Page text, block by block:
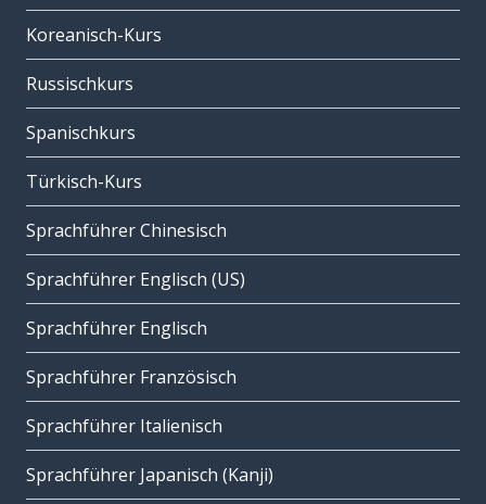
Koreanisch-Kurs
Russischkurs
Spanischkurs
Türkisch-Kurs
Sprachführer Chinesisch
Sprachführer Englisch (US)
Sprachführer Englisch
Sprachführer Französisch
Sprachführer Italienisch
Sprachführer Japanisch (Kanji)